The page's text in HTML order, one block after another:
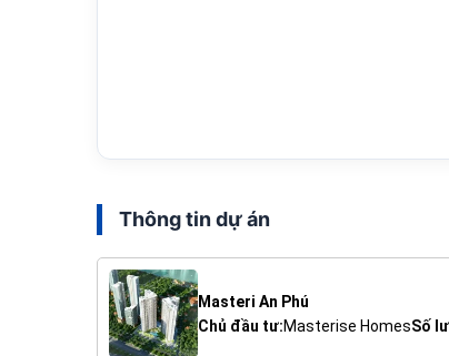
Thông tin dự án
Masteri An Phú
Chủ đầu tư:Masterise HomesSố